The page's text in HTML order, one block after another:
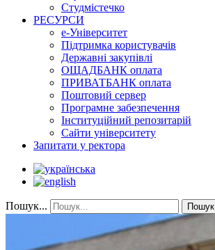
Студмістечко
РЕСУРСИ
е-Університет
Підтримка користувачів
Державні закупівлі
ОЩАДБАНК оплата
ПРИВАТБАНК оплата
Поштовий сервер
Програмне забезпечення
Інституційний репозитарій
Сайти університету
Запитати у ректора
Пошук... Пошук